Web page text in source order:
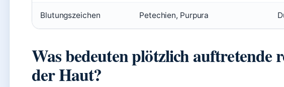
Blutungszeichen Petechien, Purpura
Was bedeuten plötzlich auftretende
der Haut?